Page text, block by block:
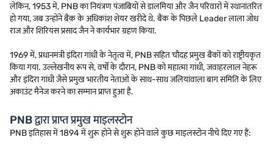
लेकिन, 1953 में, PNB का नियंत्रण पंजाबियों से डालमिया और जैन परिवारों में स्थानांतरित
हो गया, जब उन्होंने बैंक के अधिकांश शेयर खरीदे थे. बैंक के पिछले Leader लाला जोध
राज और शिरियंस प्रसाद जैन ने कार्यभार ग्रहण किया.
1969 में, प्रधानमंत्री इंदिरा गांधी के नेतृत्व में, PNB सहित चौदह प्रमुख बैंकों को राष्ट्रीयकृत
किया गया. उल्लेखनीय रूप से, वर्षों के दौरान, PNB को महात्मा गांधी, जवाहरलाल नेहरू
और इंदिरा गांधी जैसे प्रमुख भारतीय नेताओं के साथ-साथ जलियांवाला बाग समिति के लिए
अकाउंट मैनेज करने का सम्मान प्राप्त हुआ है.
PNB द्वारा प्राप्त प्रमुख माइलस्टोन
PNB इतिहास में 1894 में शुरू होने से शुरू होने वाले कुछ माइलस्टोन नीचे दिए गए हैं: